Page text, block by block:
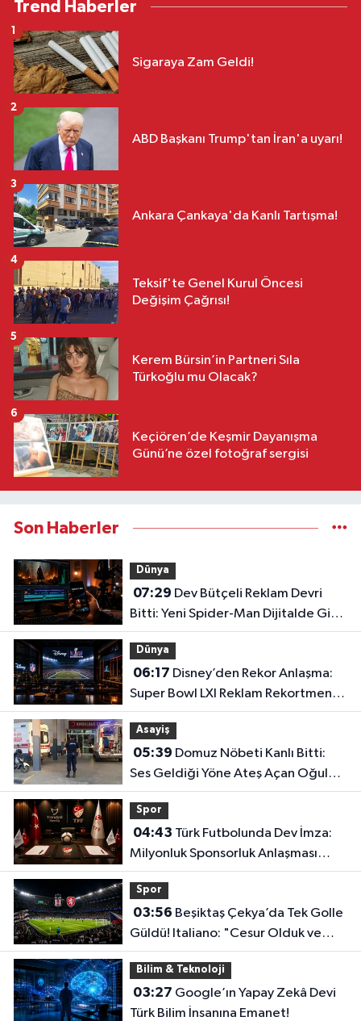
Trend Haberler
Sigaraya Zam Geldi!
1
ABD Başkanı Trump'tan İran'a uyarı!
2
Ankara Çankaya'da Kanlı Tartışma!
3
Teksif'te Genel Kurul Öncesi
Değişim Çağrısı!
4
Kerem Bürsin’in Partneri Sıla
Türkoğlu mu Olacak?
5
Keçiören’de Keşmir Dayanışma
Günü’ne özel fotoğraf sergisi
6
Son Haberler
Dünya
07:29
Bitti: Yeni Spider-Man Dijitalde Gişe
Rekorlarını Altüst Etti!
Dünya
06:17
Super Bowl LXI Reklam Rekortmeni
Oldu!
Asayiş
05:39
Ses Geldiği Yöne Ateş Açan Oğul
Babasını Öldürdü!
Spor
04:43
Milyonluk Sponsorluk Anlaşması
Uzatıldı!
Spor
03:56
Güldü! Italiano: "Cesur Olduk ve
Karşılığını Aldık"
Bilim & Teknoloji
03:27
Türk Bilim İnsanına Emanet!